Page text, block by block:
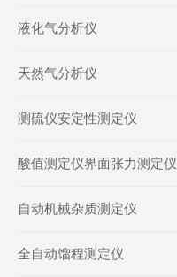
液化气分析仪
天然气分析仪
测硫仪安定性测定仪
酸值测定仪界面张力测定仪
自动机械杂质测定仪
全自动馏程测定仪